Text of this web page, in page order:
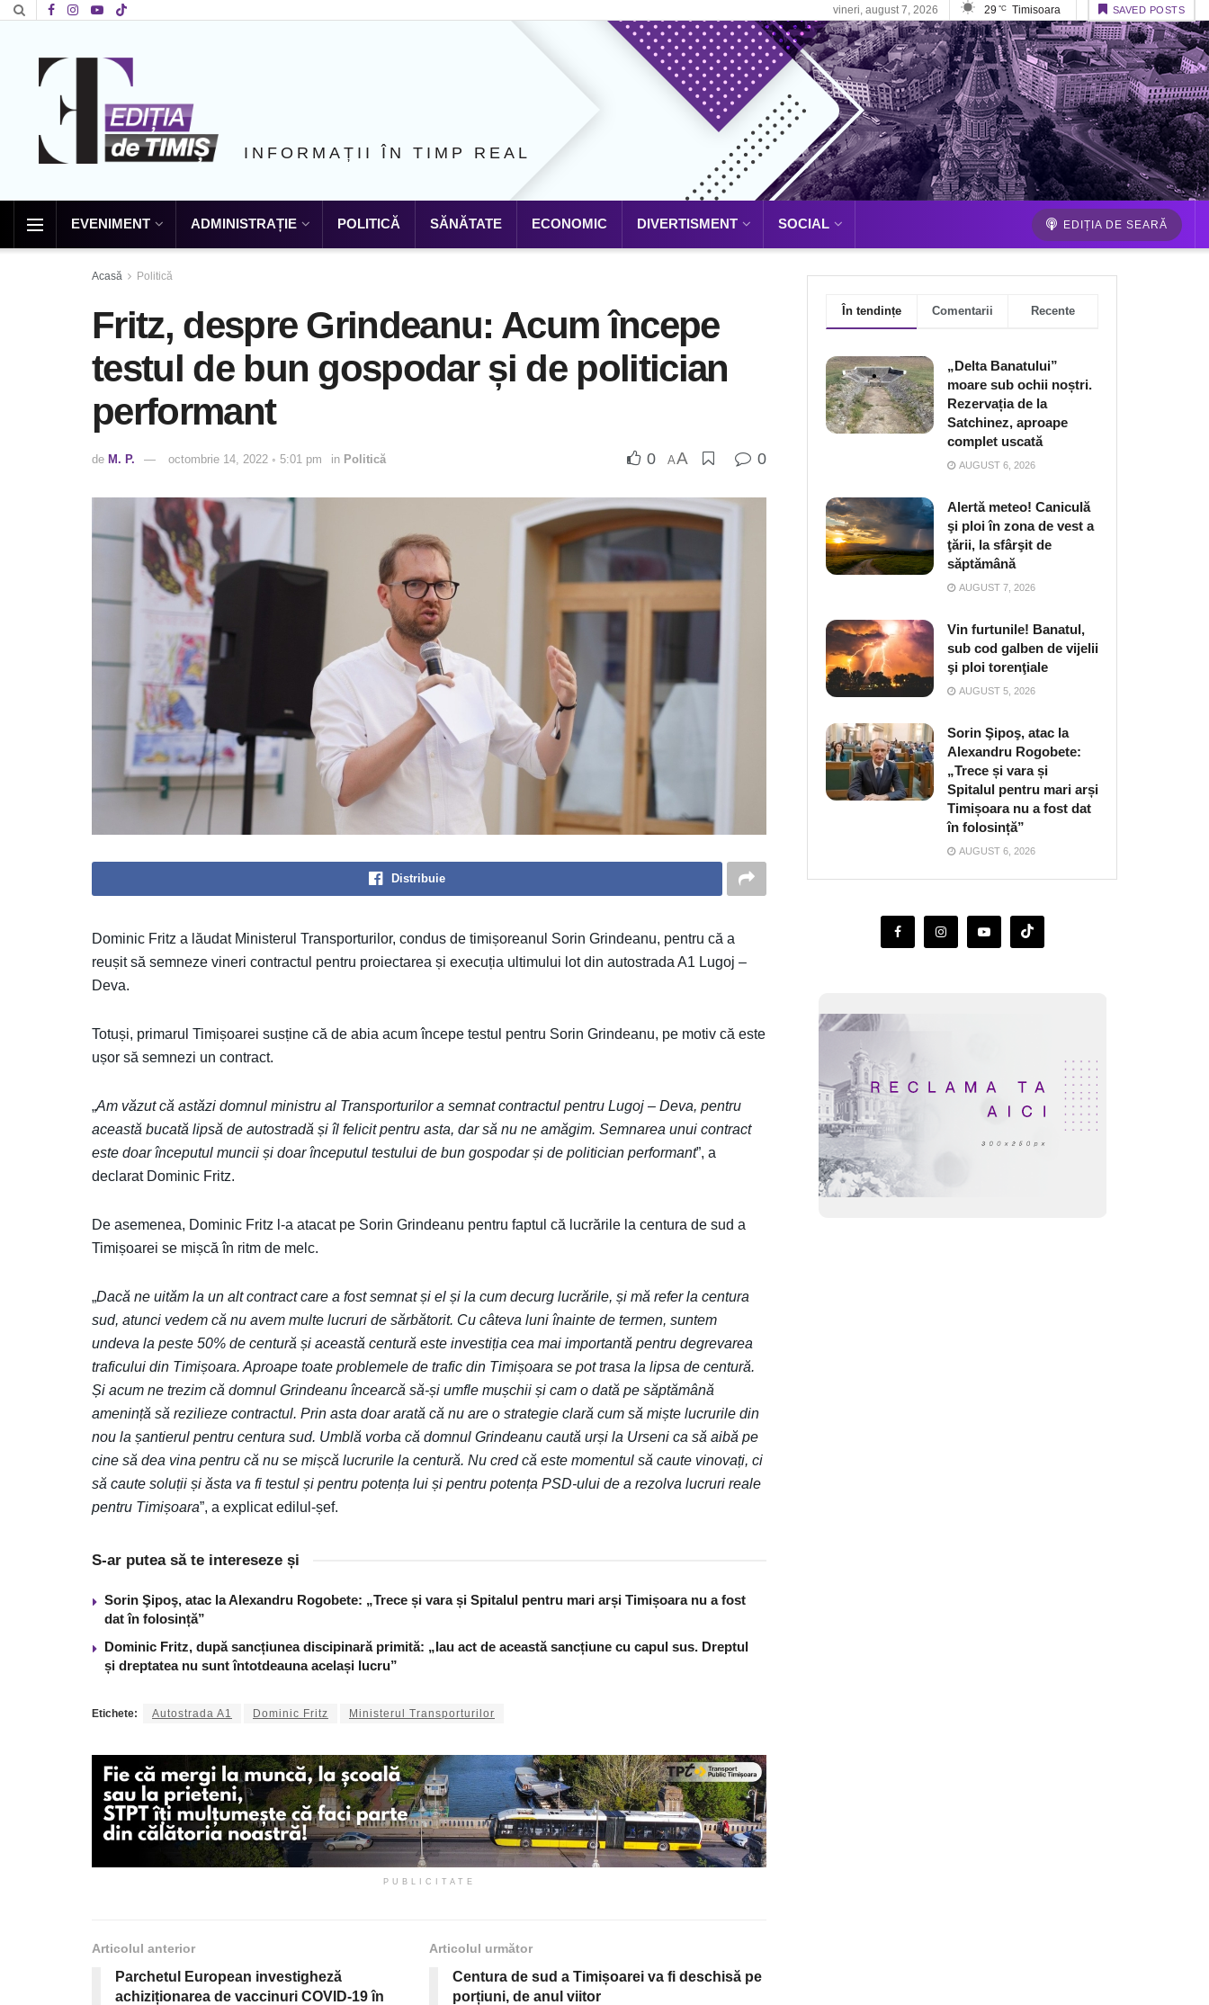
vineri, august 7, 2026 29 °C Timisoara SAVED POSTS
INFORMAȚII ÎN TIMP REAL
EVENIMENT ADMINISTRAȚIE POLITICĂ SĂNĂTATE ECONOMIC DIVERTISMENT SOCIAL EDIȚIA DE SEARĂ
Acasă Politică
Fritz, despre Grindeanu: Acum începe
testul de bun gospodar și de politician
performant
de M. P. octombrie 14, 2022 ◦ 5:01 pm in Politică 0 AA 0
Distribuie
Dominic Fritz a lăudat Ministerul Transporturilor, condus de timișoreanul Sorin Grindeanu, pentru că a
reușit să semneze vineri contractul pentru proiectarea și execuția ultimului lot din autostrada A1 Lugoj –
Deva.
Totuși, primarul Timișoarei susține că de abia acum începe testul pentru Sorin Grindeanu, pe motiv că este
ușor să semnezi un contract.
„Am văzut că astăzi domnul ministru al Transporturilor a semnat contractul pentru Lugoj – Deva, pentru
această bucată lipsă de autostradă și îl felicit pentru asta, dar să nu ne amăgim. Semnarea unui contract
este doar începutul muncii și doar începutul testului de bun gospodar și de politician performant”, a
declarat Dominic Fritz.
De asemenea, Dominic Fritz l-a atacat pe Sorin Grindeanu pentru faptul că lucrările la centura de sud a
Timișoarei se mișcă în ritm de melc.
„Dacă ne uităm la un alt contract care a fost semnat și el și la cum decurg lucrările, și mă refer la centura
sud, atunci vedem că nu avem multe lucruri de sărbătorit. Cu câteva luni înainte de termen, suntem
undeva la peste 50% de centură și această centură este investiția cea mai importantă pentru degrevarea
traficului din Timișoara. Aproape toate problemele de trafic din Timișoara se pot trasa la lipsa de centură.
Și acum ne trezim că domnul Grindeanu încearcă să-și umfle mușchii și cam o dată pe săptămână
amenință să rezilieze contractul. Prin asta doar arată că nu are o strategie clară cum să miște lucrurile din
nou la șantierul pentru centura sud. Umblă vorba că domnul Grindeanu caută urși la Urseni ca să aibă pe
cine să dea vina pentru că nu se mișcă lucrurile la centură. Nu cred că este momentul să caute vinovați, ci
să caute soluții și ăsta va fi testul și pentru potența lui și pentru potența PSD-ului de a rezolva lucruri reale
pentru Timișoara”, a explicat edilul-șef.
S-ar putea să te intereseze și
Sorin Şipoş, atac la Alexandru Rogobete: „Trece și vara și Spitalul pentru mari arși Timișoara nu a fost
dat în folosință”
Dominic Fritz, după sancțiunea discipinară primită: „Iau act de această sancțiune cu capul sus. Dreptul
și dreptatea nu sunt întotdeauna același lucru”
Etichete: Autostrada A1 Dominic Fritz Ministerul Transporturilor
PUBLICITATE
Articolul anterior
Parchetul European investigheză
achiziționarea de vaccinuri COVID-19 în
Articolul următor
Centura de sud a Timișoarei va fi deschisă pe
porțiuni, de anul viitor
În tendințe Comentarii Recente
„Delta Banatului”
moare sub ochii noștri.
Rezervația de la
Satchinez, aproape
complet uscată
AUGUST 6, 2026
Alertă meteo! Caniculă
şi ploi în zona de vest a
ţării, la sfârşit de
săptămână
AUGUST 7, 2026
Vin furtunile! Banatul,
sub cod galben de vijelii
şi ploi torenţiale
AUGUST 5, 2026
Sorin Şipoş, atac la
Alexandru Rogobete:
„Trece și vara și
Spitalul pentru mari arși
Timișoara nu a fost dat
în folosință”
AUGUST 6, 2026